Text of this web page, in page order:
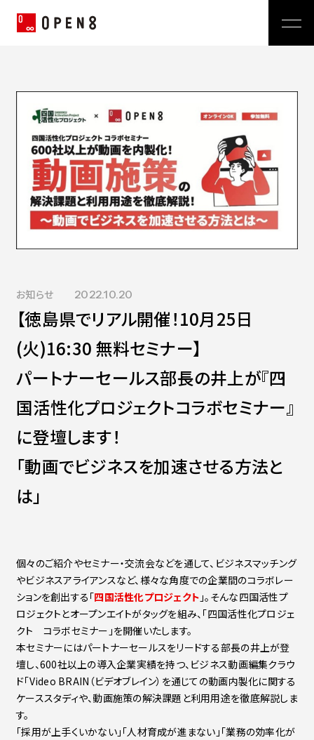
代表メッセージ
ミッション
経営メンバー
会社概要
沿革
News
プレスリリース
おしらせ
広報 BLOG
TECH BLOG
Service
Video BRAIN
Open BRAIN
Technology
Recruit
価値観
会社紹介資料
社員インタビュー
福利厚生
募集職種
Sustainability
Contact
お知らせ 2022.10.20
【徳島県でリアル開催！10月25日
(火)16:30 無料セミナー】
パートナーセールス部長の井上が『四
国活性化プロジェクトコラボセミナー』
に登壇します！
「動画でビジネスを加速させる方法と
は」
個々のご紹介やセミナー・交流会などを通して、ビジネスマッチング
やビジネスアライアンスなど、様々な角度での企業間のコラボレー
ションを創出する「四国活性化プロジェクト 」。そんな四国活性プ
ロジェクトとオープンエイトがタッグを組み、「四国活性化プロジェ
クト コラボセミナー」を開催いたします。
本セミナーにはパートナーセールスをリードする部長の井上が登
壇し、600社以上の導入企業実績を持つ、ビジネス動画編集クラウ
ド「Video BRAIN（ビデオブレイン）を通じての動画内製化に関する
ケーススタディや、動画施策の解決課題と利用用途を徹底解説しま
す。
「採用が上手くいかない」「人材育成が進まない」「業務の効率化が